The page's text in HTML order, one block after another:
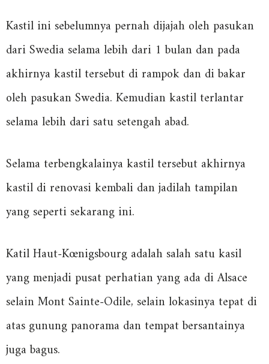
Kastil ini sebelumnya pernah dijajah oleh pasukan
dari Swedia selama lebih dari 1 bulan dan pada
akhirnya kastil tersebut di rampok dan di bakar
oleh pasukan Swedia. Kemudian kastil terlantar
selama lebih dari satu setengah abad.
Selama terbengkalainya kastil tersebut akhirnya
kastil di renovasi kembali dan jadilah tampilan
yang seperti sekarang ini.
Katil Haut-Kœnigsbourg adalah salah satu kasil
yang menjadi pusat perhatian yang ada di Alsace
selain Mont Sainte-Odile, selain lokasinya tepat di
atas gunung panorama dan tempat bersantainya
juga bagus.